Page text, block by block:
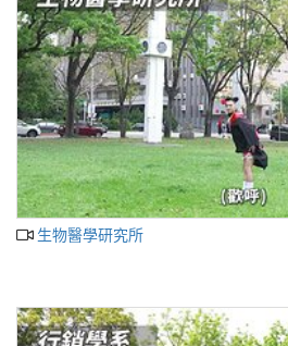
生物醫學研究所